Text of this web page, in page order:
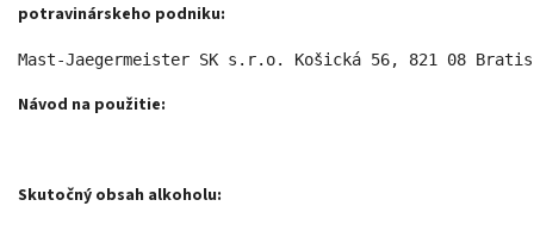
potravinárskeho podniku:
Mast-Jaegermeister SK s.r.o. Košická 56, 821 08
Návod na použitie:
Skutočný obsah alkoholu: